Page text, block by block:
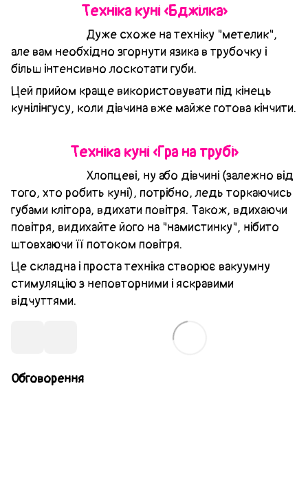
Техніка куні «Бджілка»
Дуже схоже на техніку "метелик",
але вам необхідно згорнути язика в трубочку і
більш інтенсивно лоскотати губи.
Цей прийом краще використовувати під кінець
кунілінгусу, коли дівчина вже майже готова кінчити.
Техніка куні «Гра на трубі»
Хлопцеві, ну або дівчині (залежно від
того, хто робить куні), потрібно, ледь торкаючись
губами клітора, вдихати повітря. Також, вдихаючи
повітря, видихайте його на "намистинку", нібито
штовхаючи її потоком повітря.
Це складна і проста техніка створює вакуумну
стимуляцію з неповторними і яскравими
відчуттями.
Обговорення